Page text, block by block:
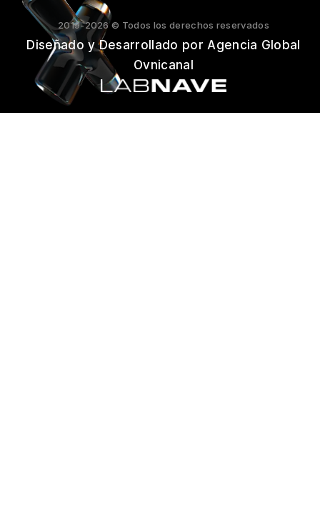
2019-2026 © Todos los derechos reservados
Diseñado y Desarrollado por Agencia Global
Ovnicanal